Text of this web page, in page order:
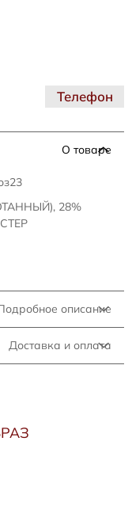
О товаре
28%
описание
Доставка и оплата
Телефон